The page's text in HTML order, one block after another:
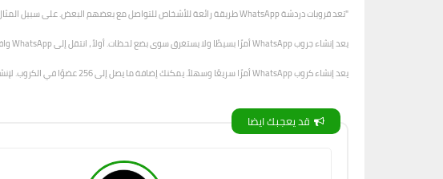
"تعد قروبات دردشة WhatsApp طريقة رائعة للأشخاص للتواصل مع بعضهم البعض. على سبيل المثال ، إذا كنت تعمل في مشروع مع مجموعة من الأشخاص ، فيمكنك التواصل بسهولة مع كل فرد في المجموعة باستخدام WhatsApp ".
يعد إنشاء جروب WhatsApp أمرًا بسيطًا ولا يستغرق سوى بضع لحظات. أولاً ، انتقل إلى WhatsApp وافتح علامة التبويب الدردشات. ثم اضغط على أيقونة دردشة جديدة.
يعد إنشاء كروب WhatsApp أمرًا سريعًا وسهلاً. يمكنك إضافة ما يصل إلى 256 عضوًا في الكروب. لإنشاء قروب WhatsApp: اضغط على الدردشات.
قد يعجبك ايضا